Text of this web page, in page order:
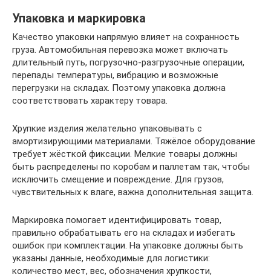
Упаковка и маркировка
Качество упаковки напрямую влияет на сохранность
груза. Автомобильная перевозка может включать
длительный путь, погрузочно-разгрузочные операции,
перепады температуры, вибрацию и возможные
перегрузки на складах. Поэтому упаковка должна
соответствовать характеру товара.
Хрупкие изделия желательно упаковывать с
амортизирующими материалами. Тяжёлое оборудование
требует жёсткой фиксации. Мелкие товары должны
быть распределены по коробам и паллетам так, чтобы
исключить смещение и повреждение. Для грузов,
чувствительных к влаге, важна дополнительная защита.
Маркировка помогает идентифицировать товар,
правильно обрабатывать его на складах и избегать
ошибок при комплектации. На упаковке должны быть
указаны данные, необходимые для логистики:
количество мест, вес, обозначения хрупкости,